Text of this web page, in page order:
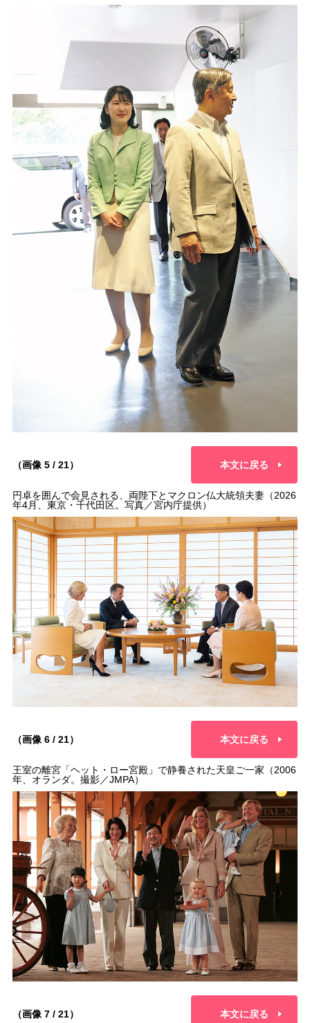
（画像 5 / 21） 本文に戻る
円卓を囲んで会見される、両陛下とマクロン仏大統領夫妻（2026
年4月、東京・千代田区。写真／宮内庁提供）
（画像 6 / 21） 本文に戻る
王室の離宮「ヘット・ロー宮殿」で静養された天皇ご一家（2006
年、オランダ。撮影／JMPA）
（画像 7 / 21） 本文に戻る